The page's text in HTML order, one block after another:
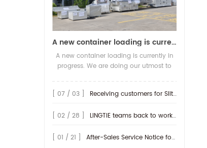
A new container loading is currently in progress.
A new container loading is currently in
progress. We are doing our utmost to
earliest possible time.
[ 07 / 03 ] Receiving customers for Slitting machine with differential Slip Shaft
[ 02 / 28 ] LINGTIE teams back to work at Feb.25th.
[ 01 / 21 ] After-Sales Service Notice for Turkey Region